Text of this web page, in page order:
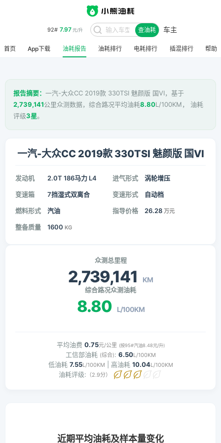
92# 7.97元/升 查油耗 车主
首页 App下载 油耗报告 油耗排行 电耗排行 插混排行 帮助
报告摘要： 一汽-大众CC 2019款 330TSI 魅颜版 国VI，基于
2,739,141公里众测数据，综合路况平均油耗8.80L/100KM， 油耗
评级3星。
一汽-大众CC 2019款 330TSI 魅颜版 国VI
发动机 2.0T 186马力 L4 进气形式 涡轮增压
变速箱 7挡湿式双离合 变速形式 自动档
燃料形式 汽油 指导价格 26.28 万元
整备质量 1600 KG
众测总里程
2,739,141 KM
综合路况众测油耗
8.80 L/100KM
平均油费 0.75元/公里 (按95#汽油8.48元/升)
工信部油耗 (综合): 6.50L/100KM
低油耗 7.55L/100KM | 高油耗 10.04L/100KM
油耗评级: （2.9分）